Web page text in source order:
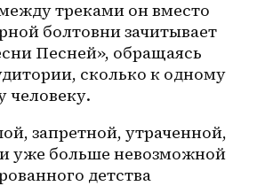
треками он вместо
болтовни зачитывает
Песней», обращаясь
сколько к одному
человеку.
запретной, утраченной,
уже больше невозможной
детства